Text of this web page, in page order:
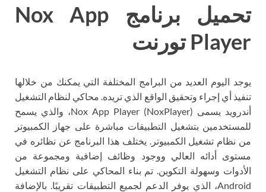
تحميل برنامج Nox App
Player تورنت
يوجد اليوم العديد من البرامج المختلفة التي يمكنك من خلالها
تنفيذ أي إجراء وتحقيق الواقع الذي تريده. محاكي لنظام التشغيل
أندرويد يسمى Nox App Player (NoxPlayer)، والذي يسمح
للمستخدمين بتشغيل التطبيقات مباشرة على جهاز الكمبيوتر
من نظام تشغيل الكمبيوتر. يختلف هذا البرنامج عن نظائره في
مستوى أدائه العالي ووجود وظائف إضافية ومجموعة من
الأدوات وسهولة التكوين. تم بناء المحاكي على نظام التشغيل
Android، الذي يوفر الدعم لجميع التطبيقات تقريبًا. بالإضافة